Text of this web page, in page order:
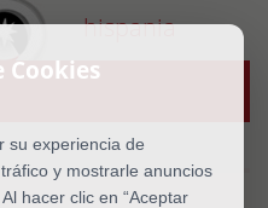
Cookies
su experiencia de
y mostrarle anuncios
hacer clic en “Aceptar
hispania